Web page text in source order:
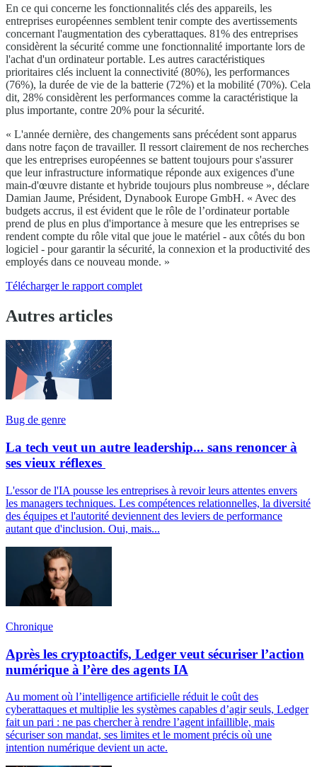
En ce qui concerne les fonctionnalités clés des appareils, les
entreprises européennes semblent tenir compte des avertissements
concernant l'augmentation des cyberattaques. 81% des entreprises
considèrent la sécurité comme une fonctionnalité importante lors de
l'achat d'un ordinateur portable. Les autres caractéristiques
prioritaires clés incluent la connectivité (80%), les performances
(76%), la durée de vie de la batterie (72%) et la mobilité (70%). Cela
dit, 28% considèrent les performances comme la caractéristique la
plus importante, contre 20% pour la sécurité.
« L'année dernière, des changements sans précédent sont apparus
dans notre façon de travailler. Il ressort clairement de nos recherches
que les entreprises européennes se battent toujours pour s'assurer
que leur infrastructure informatique réponde aux exigences d'une
main-d'œuvre distante et hybride toujours plus nombreuse », déclare
Damian Jaume, Président, Dynabook Europe GmbH. « Avec des
budgets accrus, il est évident que le rôle de l’ordinateur portable
prend de plus en plus d'importance à mesure que les entreprises se
rendent compte du rôle vital que joue le matériel - aux côtés du bon
logiciel - pour garantir la sécurité, la connexion et la productivité des
employés dans ce nouveau monde. »
Télécharger le rapport complet
Autres articles
Bug de genre
La tech veut un autre leadership... sans renoncer à
ses vieux réflexes
L'essor de l'IA pousse les entreprises à revoir leurs attentes envers
les managers techniques. Les compétences relationnelles, la diversité
des équipes et l'autorité deviennent des leviers de performance
autant que d'inclusion. Oui, mais...
Chronique
Après les cryptoactifs, Ledger veut sécuriser l’action
numérique à l’ère des agents IA
Au moment où l’intelligence artificielle réduit le coût des
cyberattaques et multiplie les systèmes capables d’agir seuls, Ledger
fait un pari : ne pas chercher à rendre l’agent infaillible, mais
sécuriser son mandat, ses limites et le moment précis où une
intention numérique devient un acte.